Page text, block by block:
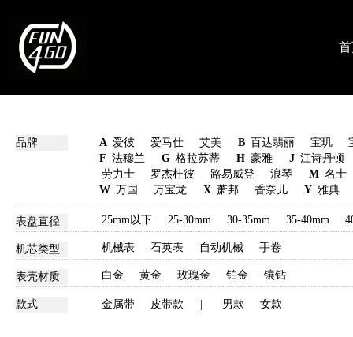
品牌 A 爱彼 爱马仕 艾美 B 百达翡丽 宝玑
F 法穆兰 G 格拉苏蒂 H 豪雅 J 江诗丹顿
劳力士
罗杰杜彼 路易威登 浪琴 M 名士
W 万国 万宝龙 X 萧邦 香奈儿 Y 雅典
表盘直径 25mm以下 25-30mm 30-35mm 35-40mm
机芯类型 机械表 石英表 自动机械 手卷
表壳材质 白金 黄金 玫瑰金 铂金 镶钻
款式 金属带 皮带款 男款 女款